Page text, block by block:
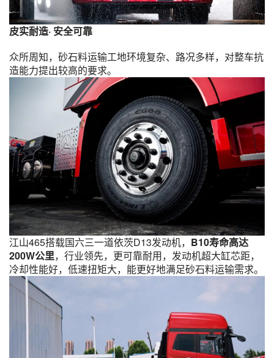
皮实耐造· 安全可靠
众所周知，砂石料运输工地环境复杂、路况多样，对整车抗
造能力提出较高的要求。
江山465搭载国六三一道依茨D13发动机， B10寿命高达
200W公里，行业领先，更可靠耐用，发动机超大缸芯距，
冷却性能好，低速扭矩大，能更好地满足砂石料运输需求。